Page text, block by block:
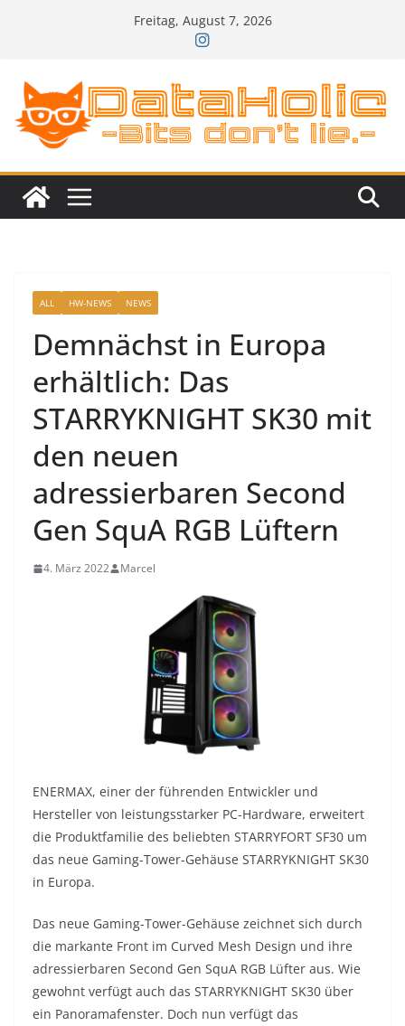
Freitag, August 7, 2026
ALL HW-NEWS NEWS
Demnächst in Europa
erhältlich: Das
STARRYKNIGHT SK30 mit
den neuen
adressierbaren Second
Gen SquA RGB Lüftern
4. März 2022 Marcel
ENERMAX, einer der führenden Entwickler und
Hersteller von leistungsstarker PC-Hardware, erweitert
die Produktfamilie des beliebten STARRYFORT SF30 um
das neue Gaming-Tower-Gehäuse STARRYKNIGHT SK30
in Europa.
Das neue Gaming-Tower-Gehäuse zeichnet sich durch
die markante Front im Curved Mesh Design und ihre
adressierbaren Second Gen SquA RGB Lüfter aus. Wie
gewohnt verfügt auch das STARRYKNIGHT SK30 über
ein Panoramafenster. Doch nun verfügt das